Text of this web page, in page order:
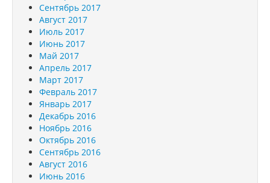
Сентябрь 2017
Август 2017
Июль 2017
Июнь 2017
Май 2017
Апрель 2017
Март 2017
Февраль 2017
Январь 2017
Декабрь 2016
Ноябрь 2016
Октябрь 2016
Сентябрь 2016
Август 2016
Июнь 2016